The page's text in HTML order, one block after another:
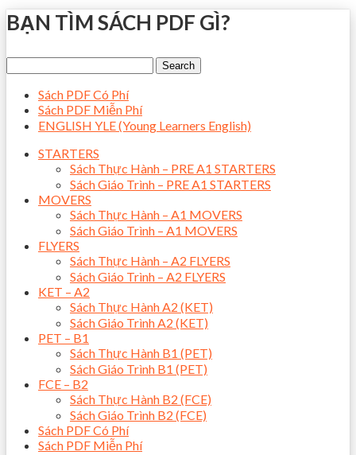
BẠN TÌM SÁCH PDF GÌ?
Sách PDF Có Phí
Sách PDF Miễn Phí
ENGLISH YLE (Young Learners English)
STARTERS
Sách Thực Hành – PRE A1 STARTERS
Sách Giáo Trình – PRE A1 STARTERS
MOVERS
Sách Thực Hành – A1 MOVERS
Sách Giáo Trình – A1 MOVERS
FLYERS
Sách Thực Hành – A2 FLYERS
Sách Giáo Trình – A2 FLYERS
KET – A2
Sách Thực Hành A2 (KET)
Sách Giáo Trình A2 (KET)
PET – B1
Sách Thực Hành B1 (PET)
Sách Giáo Trình B1 (PET)
FCE – B2
Sách Thực Hành B2 (FCE)
Sách Giáo Trình B2 (FCE)
Sách PDF Có Phí
Sách PDF Miễn Phí